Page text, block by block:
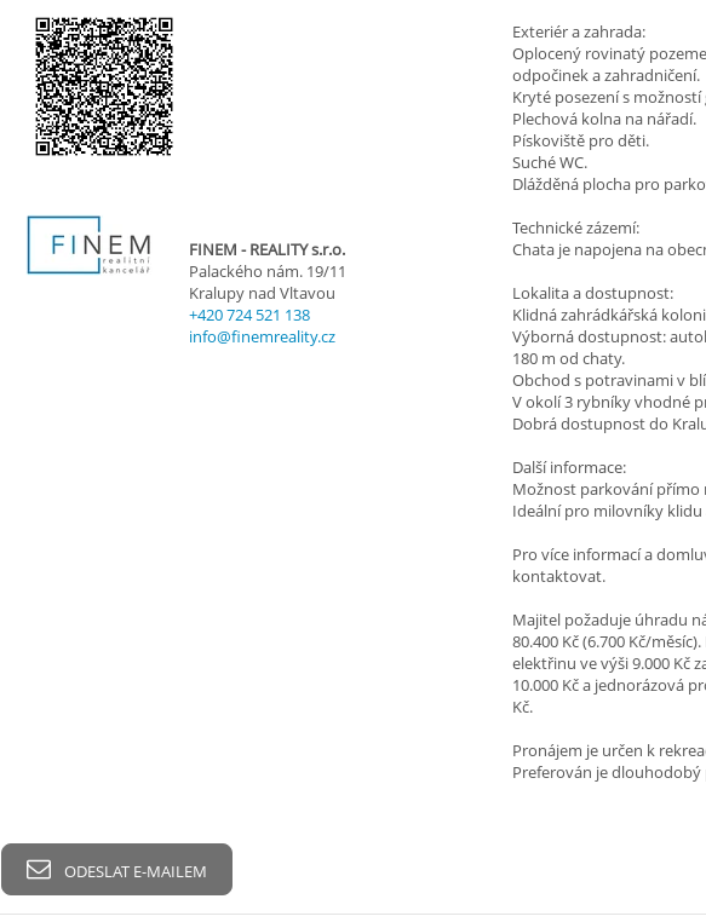
FINEM - REALITY s.r.o.
Palackého nám. 19/11
Kralupy nad Vltavou
+420 724 521 138
info@finemreality.cz
Exteriér a zahrada:
Oplocený rovinatý
odpočinek a zahradničení.
Kryté posezení s
Plechová kolna na nářadí.
Pískoviště pro děti.
Suché WC.
Dlážděná plocha pro
Technické zázemí:
Chata je napojena na
Lokalita a dostupnost:
Klidná zahrádkářská
Výborná dostupnost:
180 m od chaty.
Obchod s potravinami v
V okolí 3 rybníky vhodné
Dobrá dostupnost do
Další informace:
Možnost parkování přímo
Ideální pro milovníky klidu
Pro více informací a
kontaktovat.
Majitel požaduje úhradu
80.400 Kč (6.700 Kč/
elektřinu ve výši 9.000 Kč
10.000 Kč a jednorázová
Kč.
Pronájem je určen k
Preferován je
ODESLAT E-MAILEM